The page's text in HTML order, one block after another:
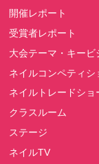
開催レポート
受賞者レポート
大会テーマ・キービ
ネイルコンペティシ
ネイルトレードショ
クラスルーム
ステージ
ネイルTV